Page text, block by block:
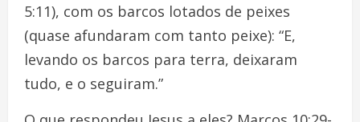
5:11), com os barcos lotados de peixes
(quase afundaram com tanto peixe): “E,
levando os barcos para terra, deixaram
tudo, e o seguiram.”